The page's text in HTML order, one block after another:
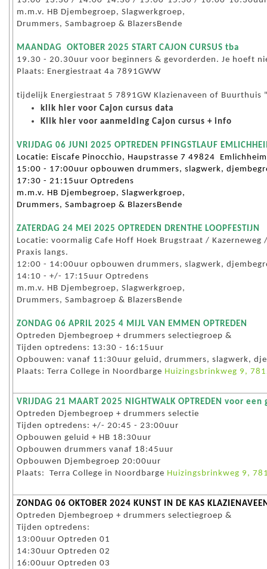
m.m.v. HB Djembegroep, Slagwerkgroep,
Drummers, Sambagroep & BlazersBende
MAANDAG OKTOBER 2025 START CAJON CURSUS tba
19.30 - 20.30uur voor beginners & gevorderden. Je hoeft
Plaats: Energiestraat 4a 7891GWW
tijdelijk Energiestraat 5 7891GW Klazienaveen of Buurthuis
klik hier voor Cajon cursus data
Klik hier voor aanmelding Cajon cursus + info
VRIJDAG 06 JUNI 2025 OPTREDEN PFINGSTLAUF
Locatie: Eiscafe Pinocchio, Haupstrasse 7 49824 Emlichheim
15:00 - 17:00uur opbouwen drummers, slagwerk,
17:30 - 21:15uur Optredens
m.m.v. HB Djembegroep, Slagwerkgroep,
Drummers, Sambagroep & BlazersBende
ZATERDAG 24 MEI 2025 OPTREDEN DRENTHE LOOPFESTIJN
Locatie: voormalig Cafe Hoff Hoek Brugstraat /
Praxis langs.
12:00 - 14:00uur opbouwen drummers, slagwerk,
14:10 - +/- 17:15uur Optredens
m.m.v. HB Djembegroep, Slagwerkgroep,
Drummers, Sambagroep & BlazersBende
ZONDAG 06 APRIL 2025 4 MIJL VAN EMMEN OPTREDEN
Optreden Djembegroep + drummers selectiegroep &
Tijden optredens: 13:30 - 16:15uur
Opbouwen: vanaf 11:30uur geluid, drummers, slagwerk,
Plaats: Terra College in Noordbarge Huizingsbrinkweg 9,
VRIJDAG 21 MAART 2025 NIGHTWALK OPTREDEN voor
Optreden Djembegroep + drummers selectie
Tijden optredens: +/- 20:45 - 23:00uur
Opbouwen geluid + HB 18:30uur
Opbouwen drummers vanaf 18:45uur
Opbouwen Djembegroep 20:00uur
Plaats: Terra College in Noordbarge Huizingsbrinkweg 9,
ZONDAG 06 OKTOBER 2024 KUNST IN DE KAS
Optreden Djembegroep + drummers selectiegroep &
Tijden optredens:
13:00uur Optreden 01
14:30uur Optreden 02
16:00uur Optreden 03